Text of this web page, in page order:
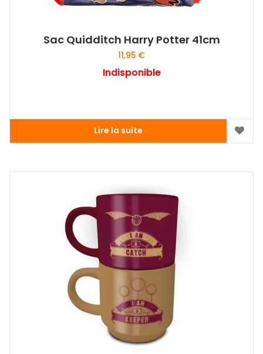
Sac Quidditch Harry Potter 41cm
11,95 €
Indisponible
Lire la suite